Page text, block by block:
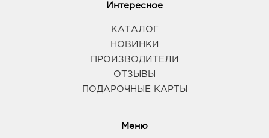
Интересное
КАТАЛОГ
НОВИНКИ
ПРОИЗВОДИТЕЛИ
ОТЗЫВЫ
ПОДАРОЧНЫЕ КАРТЫ
Меню